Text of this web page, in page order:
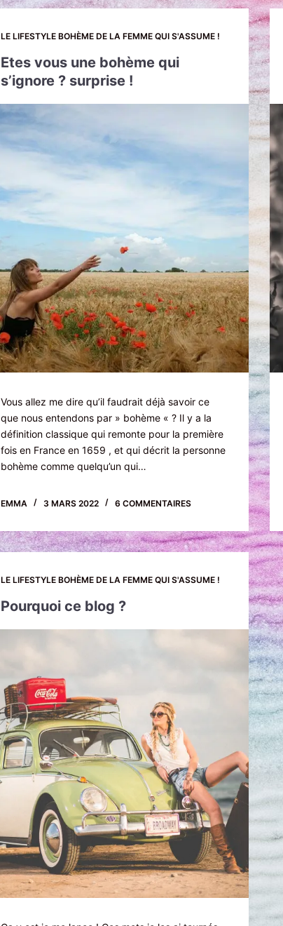
LE LIFESTYLE BOHÈME DE LA FEMME QUI S'ASSUME !
Etes vous une bohème qui
s’ignore ? surprise !
Vous allez me dire qu’il faudrait déjà savoir ce
que nous entendons par » bohème « ? Il y a la
définition classique qui remonte pour la première
fois en France en 1659 , et qui décrit la personne
bohème comme quelqu’un qui…
EMMA 3 MARS 2022 6 COMMENTAIRES
LE LIFESTYLE BOHÈME DE LA FEMME QUI S'ASSUME !
Pourquoi ce blog ?